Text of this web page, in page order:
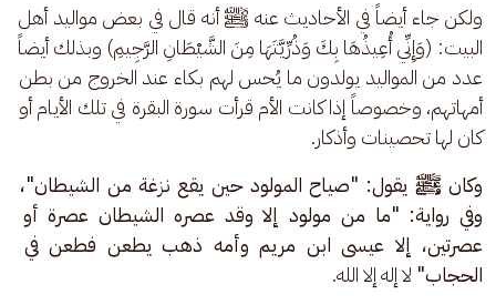
ولكن جاء أيضاً في الأحاديث عنه ﷺ أنه قال في بعض مواليد أهل
البيت: (وَإِنِّي أُعِيذُهَا بِكَ وَذُرِّيَّتَهَا مِنَ الشَّيْطَانِ الرَّجِيمِ) وبذلك أيضاً
عدد من المواليد يولدون ما يُحس لهم بكاء عند الخروج من بطن
أمهاتهم، وخصوصاً إذا كانت الأم قرأت سورة البقرة في تلك الأيام أو
كان لها تحصينات وأذكار.
وكان ﷺ يقول: "صياح المولود حين يقع نزغة من الشيطان"،
وفي رواية: "ما من مولود إلا وقد عصره الشيطان عصرة أو
عصرتين، إلا عيسى ابن مريم وأمه ذهب يطعن فطعن في
الحجاب" لا إله إلا الله.